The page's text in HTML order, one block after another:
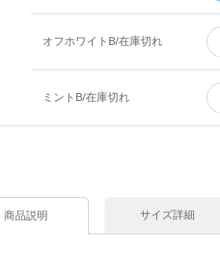
オフホワイトB/在庫切れ
ミントB/在庫切れ
商品説明 サイズ詳細